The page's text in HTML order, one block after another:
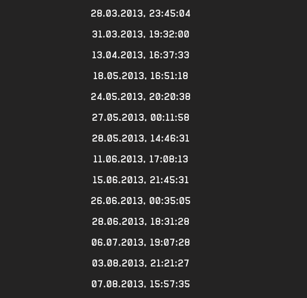
28.03.2013, 23:45:04
31.03.2013, 19:32:00
13.04.2013, 16:37:33
18.05.2013, 16:51:18
24.05.2013, 20:20:38
27.05.2013, 00:11:58
28.05.2013, 14:46:31
11.06.2013, 17:08:13
15.06.2013, 21:45:31
26.06.2013, 00:35:05
28.06.2013, 18:31:28
06.07.2013, 19:07:28
03.08.2013, 21:21:27
07.08.2013, 15:57:35